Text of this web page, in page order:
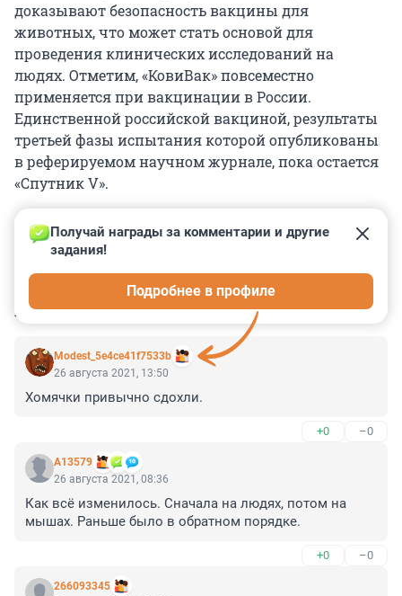
доказывают безопасность вакцины для
животных, что может стать основой для
проведения клинических исследований на
людях. Отметим, «КовиВак» повсеместно
применяется при вакцинации в России.
Единственной российской вакциной, результаты
третьей фазы испытания которой опубликованы
в реферируемом научном журнале, пока остается
«Спутник V».
КОММЕНТАРИИ 17
Modest_5e4ce41f7533b
Получай награды за комментарии и другие
задания!
Подробнее в профиле
26 августа 2021, 13:50
Хомячки привычно сдохли.
+0 –0
А13579
26 августа 2021, 08:36
Как всё изменилось. Сначала на людях, потом на
мышах. Раньше было в обратном порядке.
+0 –0
266093345